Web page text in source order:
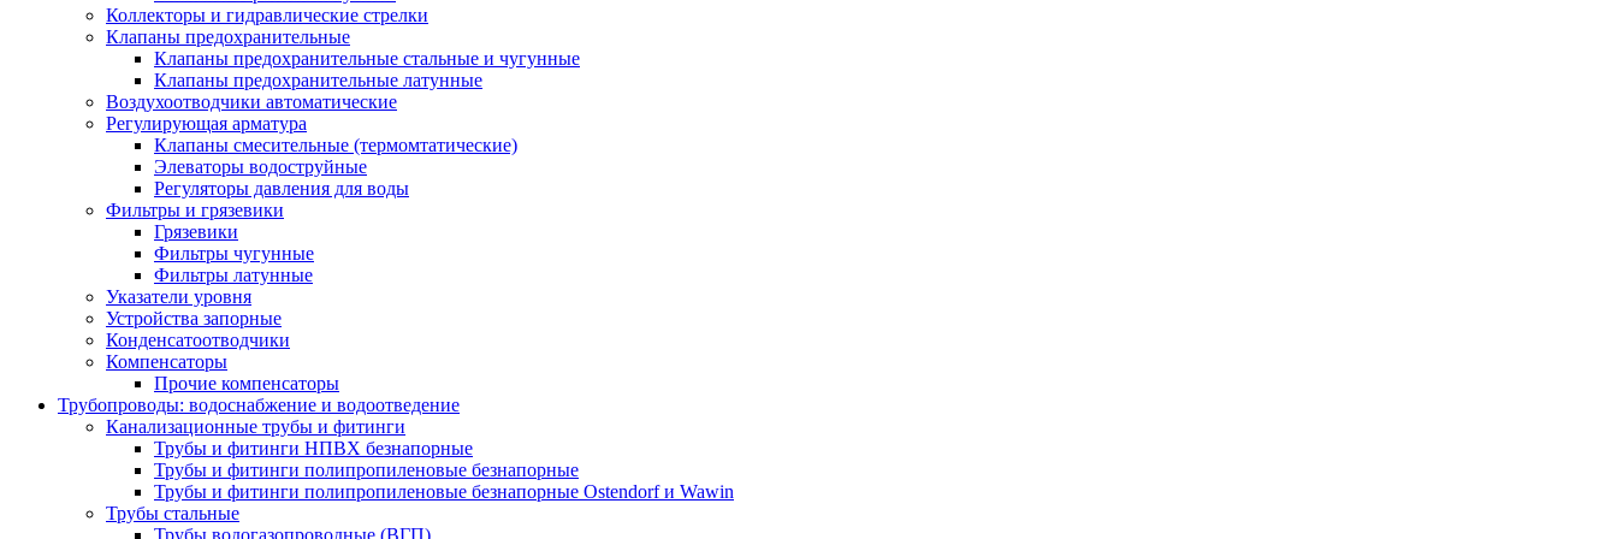
Коллекторы и гидравлические стрелки
Клапаны предохранительные
Клапаны предохранительные стальные и чугунные
Клапаны предохранительные латунные
Воздухоотводчики автоматические
Регулирующая арматура
Клапаны смесительные (термомтатические)
Элеваторы водоструйные
Регуляторы давления для воды
Фильтры и грязевики
Грязевики
Фильтры чугунные
Фильтры латунные
Указатели уровня
Устройства запорные
Конденсатоотводчики
Компенсаторы
Прочие компенсаторы
Трубопроводы: водоснабжение и водоотведение
Канализационные трубы и фитинги
Трубы и фитинги НПВХ безнапорные
Трубы и фитинги полипропиленовые безнапорные
Трубы и фитинги полипропиленовые безнапорные Ostendorf и Wawin
Трубы стальные
Трубы водогазопроводные (ВГП)